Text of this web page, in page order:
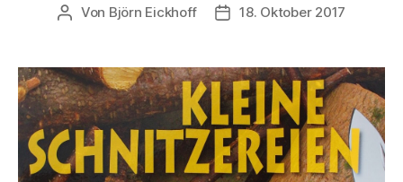
Beitragsautor
Von Björn Eickhoff Veröffentlichungsdatum
18. Oktober 2017